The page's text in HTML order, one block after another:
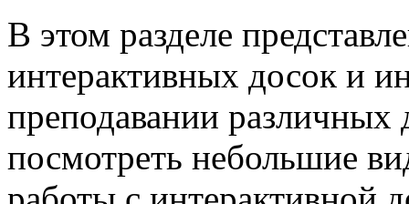
В этом разделе
интерактивных досок и
преподавании
посмотреть небольшие